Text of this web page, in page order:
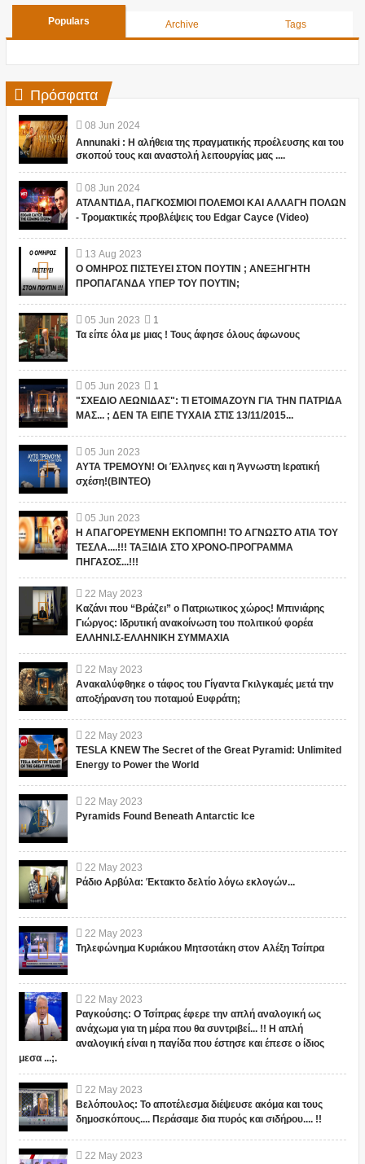
Populars Archive Tags
Πρόσφατα
08 Jun 2024
Annunaki : Η αλήθεια της πραγματικής προέλευσης και του
σκοπού τους και αναστολή λειτουργίας μας ....
08 Jun 2024
ΑΤΛΑΝΤΙΔΑ, ΠΑΓΚΟΣΜΙΟΙ ΠΟΛΕΜΟΙ ΚΑΙ ΑΛΛΑΓΗ ΠΟΛΩΝ
- Τρομακτικές προβλέψεις του Edgar Cayce (Video)
13 Aug 2023
Ο ΟΜΗΡΟΣ ΠΙΣΤΕΥΕΙ ΣΤΟΝ ΠΟΥΤΙΝ ; ΑΝΕΞΗΓΗΤΗ
ΠΡΟΠΑΓΑΝΔΑ ΥΠΕΡ ΤΟΥ ΠΟΥΤΙΝ;
05 Jun 2023
1
Τα είπε όλα με μιας ! Τους άφησε όλους άφωνους
05 Jun 2023
1
"ΣΧΕΔΙΟ ΛΕΩΝΙΔΑΣ": ΤΙ ΕΤΟΙΜΑΖΟΥΝ ΓΙΑ ΤΗΝ ΠΑΤΡΙΔΑ
ΜΑΣ... ; ΔΕΝ ΤΑ ΕΙΠΕ ΤΥΧΑΙΑ ΣΤΙΣ 13/11/2015...
05 Jun 2023
ΑΥΤΑ ΤΡΕΜΟΥΝ! Οι Έλληνες και η Άγνωστη Ιερατική
σχέση!(ΒΙΝΤΕΟ)
05 Jun 2023
Η ΑΠΑΓΟΡΕΥΜΕΝΗ ΕΚΠΟΜΠΗ! ΤΟ ΑΓΝΩΣΤΟ ΑΤΙΑ ΤΟΥ
ΤΕΣΛΑ....!!! ΤΑΞΙΔΙΑ ΣΤΟ ΧΡΟΝΟ-ΠΡΟΓΡΑΜΜΑ
ΠΗΓΑΣΟΣ...!!!
22 May 2023
Καζάνι που “Βράζει” ο Πατριωτικος χώρος! Μπινιάρης
Γιώργος: Ιδρυτική ανακοίνωση του πολιτικού φορέα
ΕΛΛΗΝΙ.Σ-ΕΛΛΗΝΙΚΗ ΣΥΜΜΑΧΙΑ
22 May 2023
Ανακαλύφθηκε ο τάφος του Γίγαντα Γκιλγκαμές μετά την
αποξήρανση του ποταμού Ευφράτη;
22 May 2023
TESLA KNEW The Secret of the Great Pyramid: Unlimited
Energy to Power the World
22 May 2023
Pyramids Found Beneath Antarctic Ice
22 May 2023
Ράδιο Αρβύλα: Έκτακτο δελτίο λόγω εκλογών...
22 May 2023
Τηλεφώνημα Κυριάκου Μητσοτάκη στον Αλέξη Τσίπρα
22 May 2023
Ραγκούσης: Ο Τσίπρας έφερε την απλή αναλογική ως
ανάχωμα για τη μέρα που θα συντριβεί... !! Η απλή
αναλογική είναι η παγίδα που έστησε και έπεσε ο ίδιος
μεσα ...;.
22 May 2023
Βελόπουλος: Το αποτέλεσμα διέψευσε ακόμα και τους
δημοσκόπους.... Περάσαμε δια πυρός και σιδήρου.... !!
22 May 2023